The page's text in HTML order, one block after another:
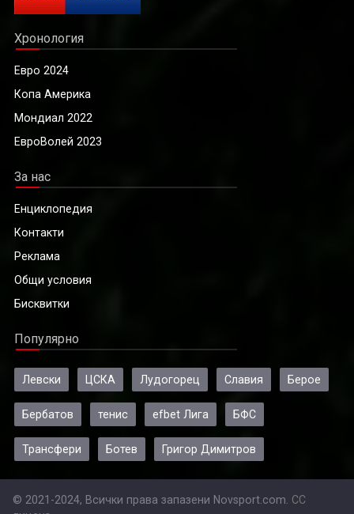
Хронология
Евро 2024
Копа Америка
Мондиал 2022
ЕвроВолей 2023
За нас
Енциклопедия
Контакти
Реклама
Общи условия
Бисквитки
Популярно
Левски ЦСКА Лудогорец Славия Берое
Бербатов тенис efbet Лига БФС
Трансфери Ботев Григор Димитров
© 2021-2024, Всички права запазени Novsport.com. CC